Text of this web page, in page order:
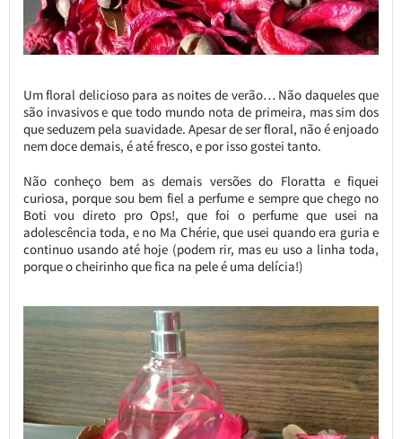
Um floral delicioso para as noites de verão… Não daqueles que
são invasivos e que todo mundo nota de primeira, mas sim dos
que seduzem pela suavidade. Apesar de ser floral, não é enjoado
nem doce demais, é até fresco, e por isso gostei tanto.
Não conheço bem as demais versões do Floratta e fiquei
curiosa, porque sou bem fiel a perfume e sempre que chego no
Boti vou direto pro Ops!, que foi o perfume que usei na
adolescência toda, e no Ma Chérie, que usei quando era guria e
continuo usando até hoje (podem rir, mas eu uso a linha toda,
porque o cheirinho que fica na pele é uma delícia!)